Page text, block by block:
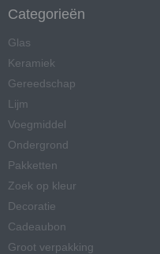
Categorieën
Glas
Keramiek
Gereedschap
Lijm
Voegmiddel
Ondergrond
Pakketten
Zoek op kleur
Decoratie
Cadeaubon
Groot verpakking